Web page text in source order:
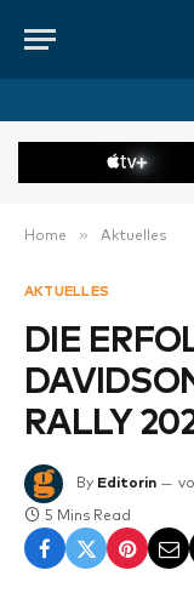
Home » Aktuelles
AKTUELLES
DIE
RALLY
By Editorin
5 Mins Read